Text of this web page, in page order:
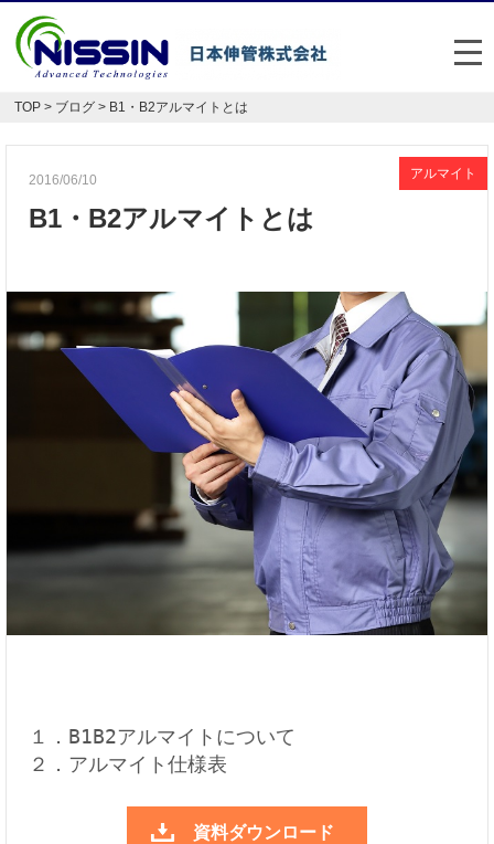
メ
日本伸管の強み
お悩み解決事例
Japan English
048-477-7331 受付時間：平日8:30～17:30
TOP > ブログ > B1・B2アルマイトとは
アルマイト
2016/06/10
B1・B2アルマイトとは
１．B1B2アルマイトについて
２．アルマイト仕様表
資料ダウンロード